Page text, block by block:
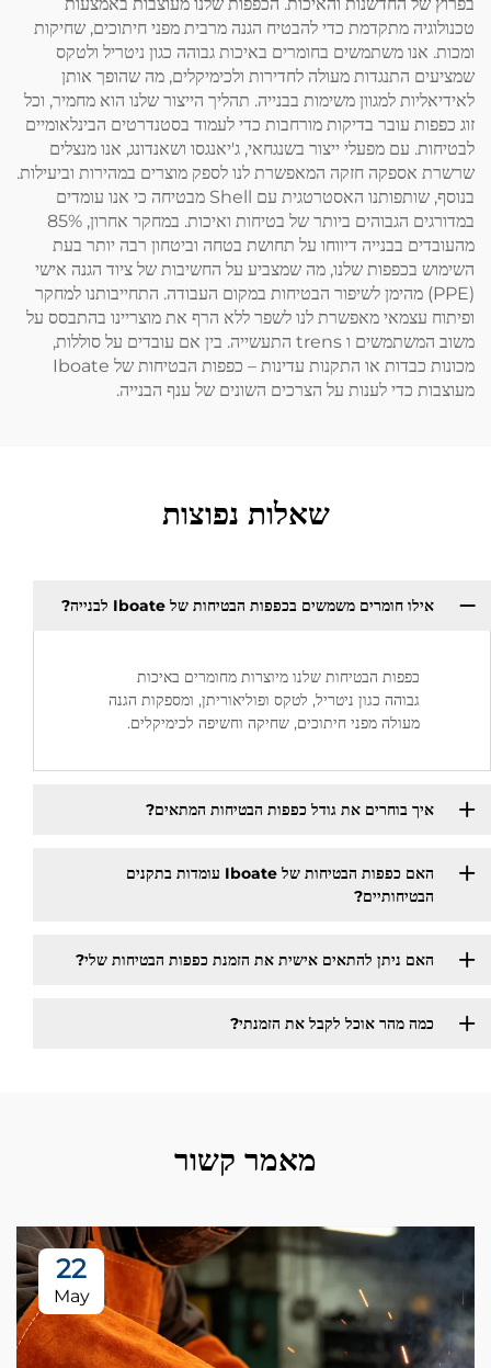
טכנולוגיה מתקדמת כדי להבטיח הגנה מרבית מפני חיתוכים, שחיקות
ומכות. אנו משתמשים בחומרים באיכות גבוהה כגון ניטריל ולטקס
שמציעים התנגדות מעולה לחדירות ולכימיקלים, מה שהופך אותן
לאידיאליות למגוון משימות בבנייה. תהליך הייצור שלנו הוא מחמיר, וכל
זוג כפפות עובר בדיקות מורחבות כדי לעמוד בסטנדרטים הבינלאומיים
לבטיחות. עם מפעלי ייצור בשנגחאי, ג'יאנגסו ושאנדונג, אנו מנצלים
שרשרת אספקה חזקה המאפשרת לנו לספק מוצרים במהירות וביעילות.
בנוסף, שותפותנו האסטרטגית עם Shell מבטיחה כי אנו עומדים
במדורגים הגבוהים ביותר של בטיחות ואיכות. במחקר אחרון, 85%
מהעובדים בבנייה דיווחו על תחושת בטחה וביטחון רבה יותר בעת
השימוש בכפפות שלנו, מה שמצביע על החשיבות של ציוד הגנה אישי
(PPE) מהימן לשיפור הבטיחות במקום העבודה. התחייבותנו למחקר
ופיתוח עצמאי מאפשרת לנו לשפר ללא הרף את מוצריינו בהתבסס על
משוב המשתמשים ו trens התעשייה. בין אם עובדים על סוללות,
מכונות כבדות או התקנות עדינות – כפפות הבטיחות של Iboate
מעוצבות כדי לענות על הצרכים השונים של ענף הבנייה.
שאלות נפוצות
אילו חומרים משמשים בכפפות הבטיחות של Iboate לבנייה?
כפפות הבטיחות שלנו מיוצרות מחומרים באיכות
גבוהה כגון ניטריל, לטקס ופוליאוריתן, ומספקות הגנה
מעולה מפני חיתוכים, שחיקה וחשיפה לכימיקלים.
איך בוחרים את גודל כפפות הבטיחות המתאים?
האם כפפות הבטיחות של Iboate עומדות בתקנים
הבטיחותיים?
האם ניתן להתאים אישית את הזמנת כפפות הבטיחות שלי?
כמה מהר אוכל לקבל את הזמנתי?
מאמר קשור
22
May